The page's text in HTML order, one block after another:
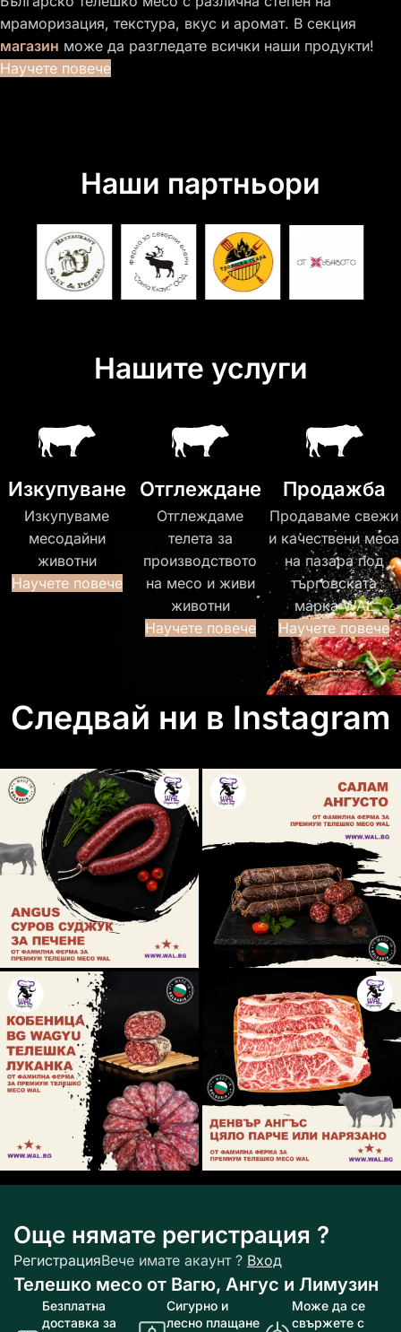
мраморизация, текстура, вкус и аромат. В секция
магазин може да разгледате всички наши продукти!
Научете повече
Наши партньори
Нашите услуги
Изкупуване
Изкупуваме
месодайни
животни
Научете повече
Отглеждане
Отглеждаме
телета за
производството
на месо и живи
животни
Научете повече
Продажба
Продаваме свежи
и качествени меса
на пазара под
търговската
марка WAL
Научете повече
Следвай ни в Instagram
Още нямате регистрация ?
РегистрацияВече имате акаунт ? Вход
Телешко месо от Вагю, Ангус и Лимузин
Безплатна
доставка за
Сигурно и
лесно плащане
Може да се
свържете с